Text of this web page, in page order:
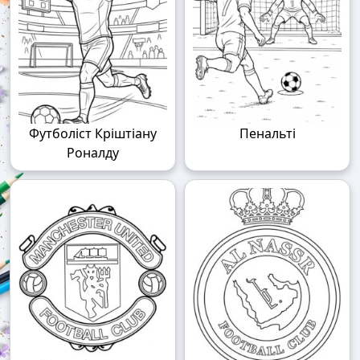
Футболіст Кріштіану
Роналду
Пенальті